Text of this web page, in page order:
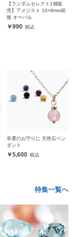
【原石】アメジスト 約180g
7,800
天然石さざれ アメジスト
（紫水晶） 100g
1,600
特集一覧へ